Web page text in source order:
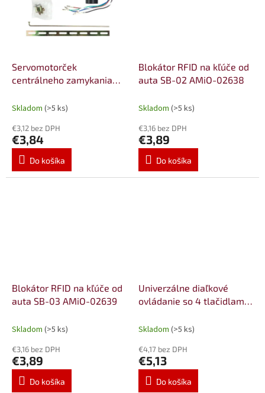
Servomotorček
centrálneho zamykania
Skladom (>5 ks)
€3,12 bez DPH
€3,84
Do košíka
Blokátor RFID na kľúče od
auta SB-02 AMiO-02638
Skladom (>5 ks)
€3,16 bez DPH
€3,89
Do košíka
Blokátor RFID na kľúče od
auta SB-03 AMiO-02639
Skladom (>5 ks)
€3,16 bez DPH
€3,89
Do košíka
Univerzálne diaľkové
ovládanie so 4 tlačidlami
Skladom (>5 ks)
€4,17 bez DPH
€5,13
Do košíka